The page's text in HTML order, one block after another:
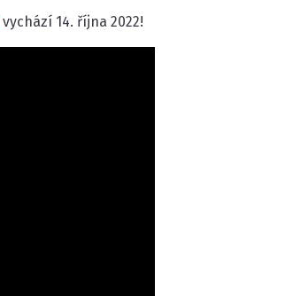
vychází 14. října 2022!